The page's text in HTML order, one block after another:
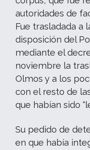
autoridades de
Fue trasladada a
disposición del
mediante el
noviembre la
Olmos y a los
con el resto de
que habían sido
Su pedido de
en que había